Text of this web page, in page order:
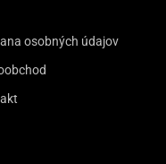
osobných údajov